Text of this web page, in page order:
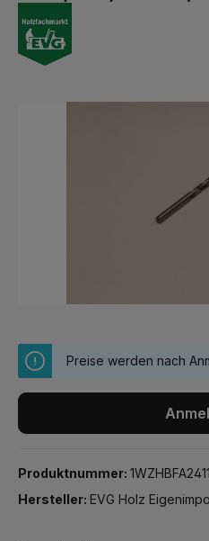
Preise werden nach
Produktnummer:
Hersteller: EVG Holz